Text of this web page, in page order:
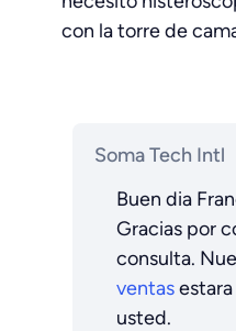
con la torre de
Soma Tech Intl
Buen dia
Gracias por
consulta.
ventas
usted.